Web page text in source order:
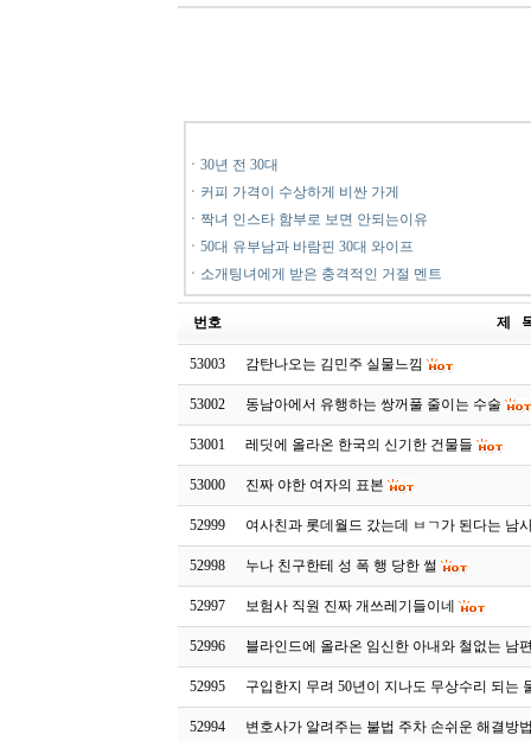
ㆍ 30년 전 30대
ㆍ 커피 가격이 수상하게 비싼 가게
ㆍ 짝녀 인스타 함부로 보면 안되는이유
ㆍ 50대 유부남과 바람핀 30대 와이프
ㆍ 소개팅녀에게 받은 충격적인 거절 멘트
번호 제
53003 감탄나오는 김민주 실물느낌
53002 동남아에서 유행하는 쌍꺼풀 줄이는 수술
53001 레딧에 올라온 한국의 신기한 건물들
53000 진짜 야한 여자의 표본
52999 여사친과 롯데월드 갔는데 ㅂㄱ가 된다는 남
52998 누나 친구한테 성 폭 행 당한 썰
52997 보험사 직원 진짜 개쓰레기들이네
52996 블라인드에 올라온 임신한 아내와 철없는 남
52995 구입한지 무려 50년이 지나도 무상수리 되는
52994 변호사가 알려주는 불법 주차 손쉬운 해결방